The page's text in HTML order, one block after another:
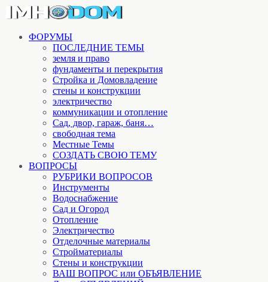
ФОРУМЫ
ПОСЛЕДНИЕ ТЕМЫ
земля и право
фундаменты и перекрытия
Стройка и Домовладение
стены и конструкции
электричество
коммуникации и отопление
Cад, двор, гараж, баня…
свободная тема
Местные Темы
СОЗДАТЬ СВОЮ ТЕМУ
ВОПРОСЫ
РУБРИКИ ВОПРОСОВ
Инструменты
Водоснабжение
Сад и Огород
Отопление
Электричество
Отделочные материалы
Стройматериалы
Стены и конструкции
ВАШ ВОПРОС или ОБЪЯВЛЕНИЕ